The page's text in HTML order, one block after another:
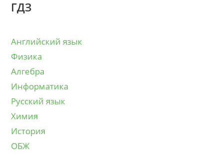
ГДЗ
Английский язык
Физика
Алгебра
Информатика
Русский язык
Химия
История
ОБЖ